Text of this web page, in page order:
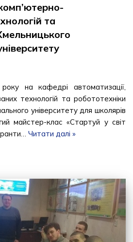
та
на кафедрі автоматизації,
технологій та робототехніки
університету для школярів
майстер-клас «Стартуй у світ
Читати далі »